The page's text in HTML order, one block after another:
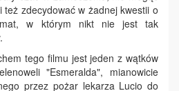
zdecydować w żadnej kwestii o
w którym nikt nie jest tak
tego filmu jest jeden z wątków
"Esmeralda", mianowicie
przez pożar lekarza Lucio do